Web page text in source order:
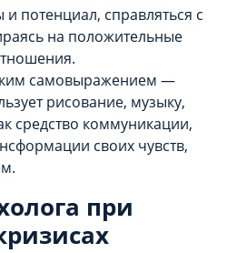
потенциал, справляться с
на положительные
самовыражением —
рисование, музыку,
средство коммуникации,
своих чувств,
при